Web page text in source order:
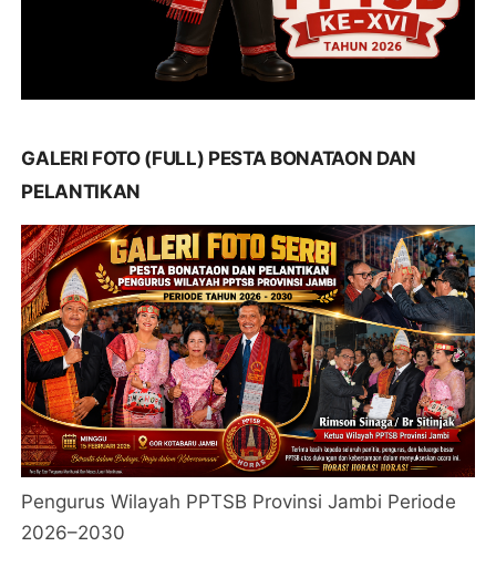
GALERI FOTO (FULL) PESTA BONATAON DAN
PELANTIKAN
Pengurus Wilayah PPTSB Provinsi Jambi Periode
2026–2030